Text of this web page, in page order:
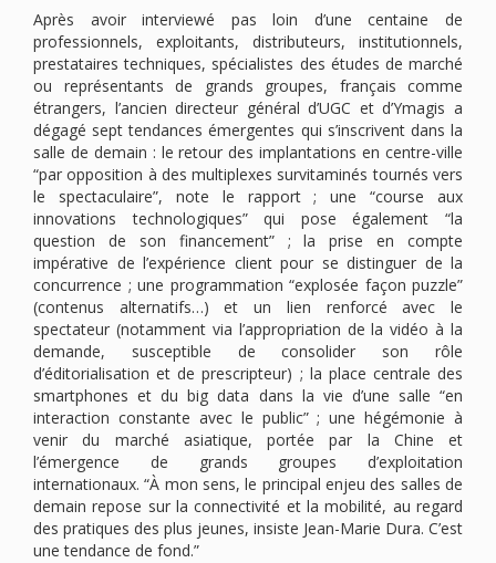
Après avoir interviewé pas loin d’une centaine de
professionnels, exploitants, distributeurs, institutionnels,
prestataires techniques, spécialistes des études de marché
ou représentants de grands groupes, français comme
étrangers, l’ancien directeur général d’UGC et d’Ymagis a
dégagé sept tendances émergentes qui s’inscrivent dans la
salle de demain : le retour des implantations en centre-ville
“par opposition à des multiplexes survitaminés tournés vers
le spectaculaire”, note le rapport ; une “course aux
innovations technologiques” qui pose également “la
question de son financement” ; la prise en compte
impérative de l’expérience client pour se distinguer de la
concurrence ; une programmation “explosée façon puzzle”
(contenus alternatifs…) et un lien renforcé avec le
spectateur (notamment via l’appropriation de la vidéo à la
demande, susceptible de consolider son rôle
d’éditorialisation et de prescripteur) ; la place centrale des
smartphones et du big data dans la vie d’une salle “en
interaction constante avec le public” ; une hégémonie à
venir du marché asiatique, portée par la Chine et
l’émergence de grands groupes d’exploitation
internationaux. “À mon sens, le principal enjeu des salles de
demain repose sur la connectivité et la mobilité, au regard
des pratiques des plus jeunes, insiste Jean-Marie Dura. C’est
une tendance de fond.”